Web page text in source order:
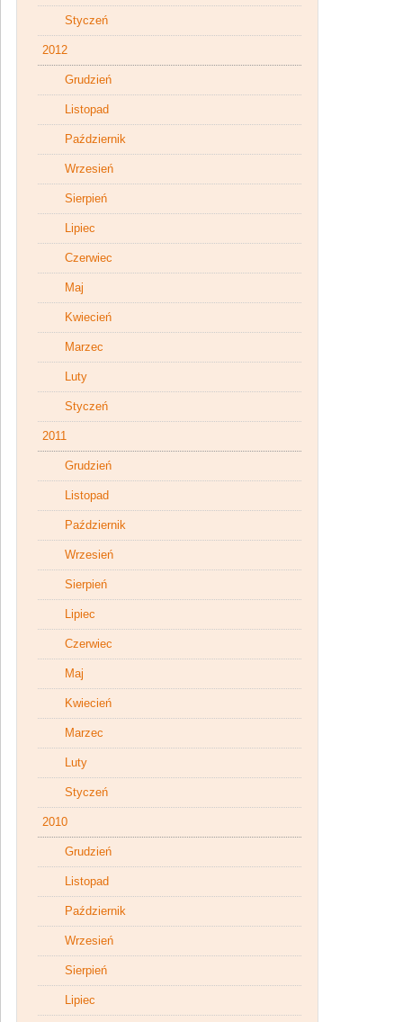
Styczeń
2012
Grudzień
Listopad
Październik
Wrzesień
Sierpień
Lipiec
Czerwiec
Maj
Kwiecień
Marzec
Luty
Styczeń
2011
Grudzień
Listopad
Październik
Wrzesień
Sierpień
Lipiec
Czerwiec
Maj
Kwiecień
Marzec
Luty
Styczeń
2010
Grudzień
Listopad
Październik
Wrzesień
Sierpień
Lipiec